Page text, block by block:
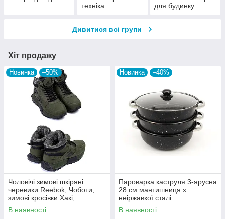
техніка
для будинку
Дивитися всі групи
Хіт продажу
Новинка –50%
Чоловічі зимові шкіряні
черевики Reebok, Чоботи,
зимові кросівки Хакі,
спортивні черевики. Чоловіче
взуття
В наявності
Новинка –40%
Пароварка каструля 3-ярусна
28 см мантишниця з
неіржавкої сталі
В наявності